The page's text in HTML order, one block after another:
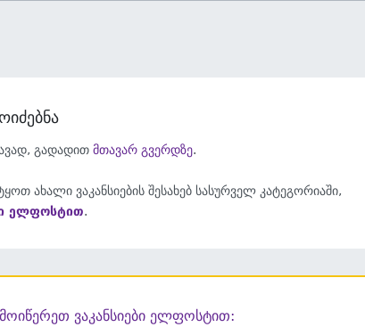
გადადით მთავარ გვერდზე.
ახალი ვაკანსიების შესახებ სასურველ კატეგორიაში,
ელფოსტით.
ვაკანსიები ელფოსტით: